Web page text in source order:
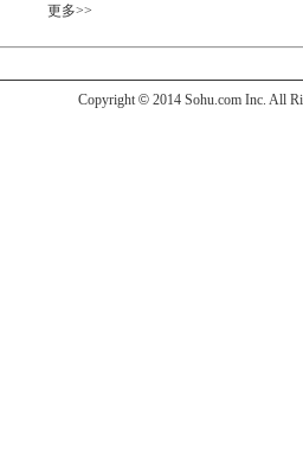
更多>>
Copyright © 2014 Sohu.com Inc. All